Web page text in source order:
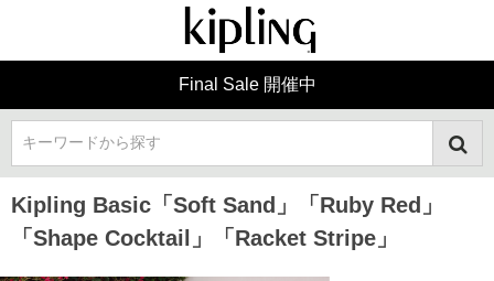
Final Sale 開催中
キーワードから探す
Kipling Basic「Soft Sand」「Ruby Red」
「Shape Cocktail」「Racket Stripe」